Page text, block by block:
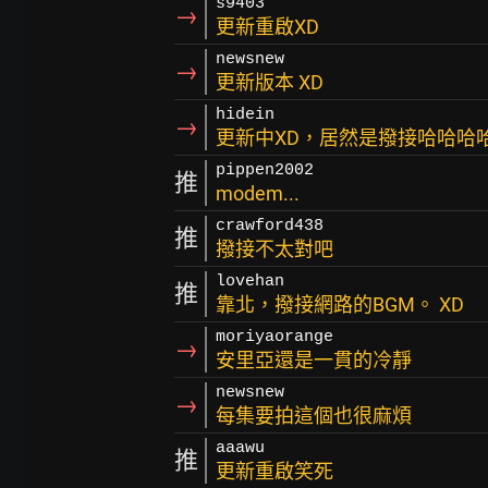
→ s9403
更新重啟XD
→ newsnew
更新版本 XD
→ hidein
更新中XD，居然是撥接哈哈哈
推 pippen2002
modem...
推 crawford438
撥接不太對吧
推 lovehan
靠北，撥接網路的BGM。 XD
→ moriyaorange
安里亞還是一貫的冷靜
→ newsnew
每集要拍這個也很麻煩
推 aaawu
更新重啟笑死